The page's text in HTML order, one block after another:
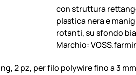
2 pz, per filo polywire fino a 3 mm